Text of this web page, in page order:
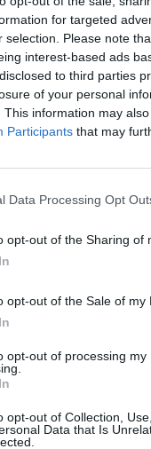
for targeted
selection. Please note
interest-based ads
to third parties
of your personal
This information may
Participants that may
Data Processing Opt
opt-out of the Sharing of
opt-out of the Sale of my
opt-out of processing
opt-out of Collection,
Data that Is
rýchlosti, Komfort.
jednotkou
a vpredu)